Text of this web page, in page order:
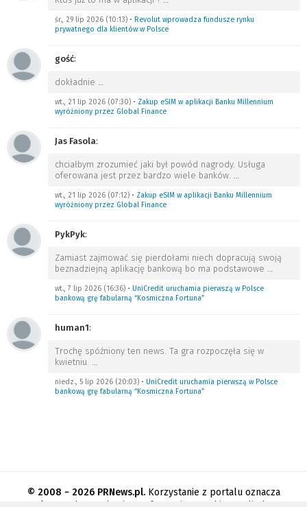
śr., 29 lip 2026 (10:13) • Revolut wprowadza fundusze rynku
prywatnego dla klientów w Polsce
gość:
dokładnie …
wt., 21 lip 2026 (07:30) • Zakup eSIM w aplikacji Banku Millennium
wyróżniony przez Global Finance
Jas Fasola:
chciałbym zrozumieć jaki był powód nagrody. Usługa
oferowana jest przez bardzo wiele banków. …
wt., 21 lip 2026 (07:12) • Zakup eSIM w aplikacji Banku Millennium
wyróżniony przez Global Finance
PykPyk:
Zamiast zajmować się pierdołami niech dopracują swoją
beznadziejną aplikację bankową bo ma podstawowe …
wt., 7 lip 2026 (16:36) • UniCredit uruchamia pierwszą w Polsce
bankową grę fabularną “Kosmiczna Fortuna”
human1:
Trochę spóźniony ten news. Ta gra rozpoczęła się w
kwietniu. …
niedz., 5 lip 2026 (20:03) • UniCredit uruchamia pierwszą w Polsce
bankową grę fabularną “Kosmiczna Fortuna”
© 2008 − 2026 PRNews.pl.Korzystanie z portalu oznacza